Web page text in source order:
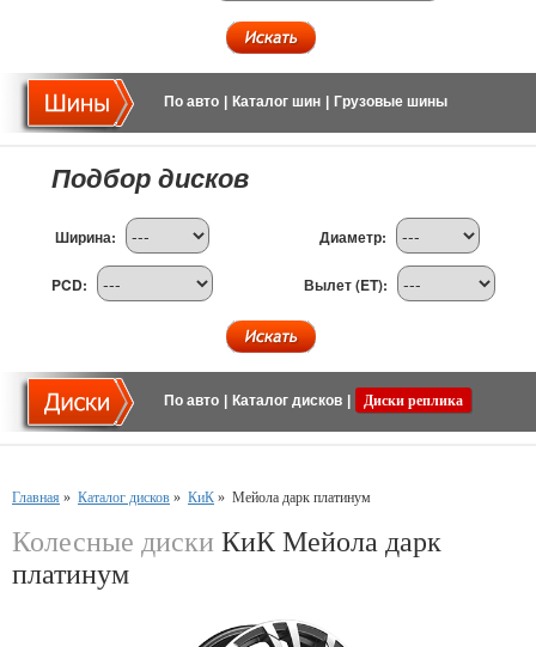
По авто Каталог шин Грузовые шины
Подбор дисков
Ширина: Диаметр:
PCD: Вылет (ET):
По авто Каталог дисков Диски реплика
Главная » Каталог дисков » КиК » Мейола дарк платинум
Колесные диски КиК Мейола дарк
платинум